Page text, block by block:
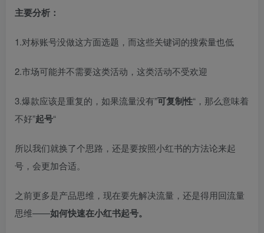
主要分析：
1.对标账号没做这方面选题，而这些关键词的搜索量也低​
2.市场可能并不需要这类活动，这类活动不受欢迎​
3.爆款应该是重复的，如果流量没有”可复制性“，那么意味着
不好”起号“​
所以我们就换了个思路，还是要按照小红书的方法论来起
号，会更加合适。​
之前更多是产品思维，现在要先解决流量，还是得用回流量
思维——如何快速在小红书起号。